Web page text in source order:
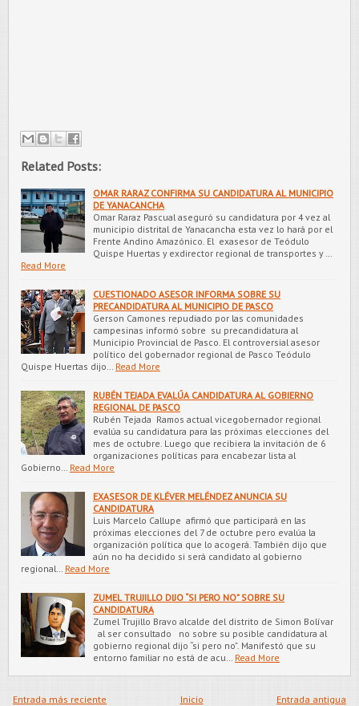
Related Posts:
OMAR RARAZ CONFIRMA SU CANDIDATURA AL MUNICIPIO
DE YANACANCHA
Omar Raraz Pascual aseguró su candidatura por 4 vez al
municipio distrital de Yanacancha esta vez lo hará por el
Frente Andino Amazónico. El exasesor de Teódulo
Quispe Huertas y exdirector regional de transportes y …
Read More
CUESTIONADO ASESOR INFORMA SOBRE SU
PRECANDIDATURA AL MUNICIPIO DE PASCO
Gerson Camones repudiado por las comunidades
campesinas informó sobre su precandidatura al
Municipio Provincial de Pasco. El controversial asesor
político del gobernador regional de Pasco Teódulo
Quispe Huertas dijo…
Read More
RUBÉN TEJADA EVALÚA CANDIDATURA AL GOBIERNO
REGIONAL DE PASCO
Rubén Tejada Ramos actual vicegobernador regional
evalúa su candidatura para las próximas elecciones del
mes de octubre. Luego que recibiera la invitación de 6
organizaciones políticas para encabezar lista al
Gobierno…
Read More
EXASESOR DE KLÉVER MELÉNDEZ ANUNCIA SU
CANDIDATURA
Luis Marcelo Callupe afirmó que participará en las
próximas elecciones del 7 de octubre pero evalúa la
organización política que lo acogerá. También dijo que
aún no ha decidido si será candidato al gobierno
regional…
Read More
ZUMEL TRUJILLO DIJO “SI PERO NO” SOBRE SU
CANDIDATURA
Zumel Trujillo Bravo alcalde del distrito de Simon Bolívar
al ser consultado no sobre su posible candidatura al
gobierno regional dijo “si pero no”. Manifestó que su
entorno familiar no está de acu…
Read More
Entrada más reciente Entrada antigua
Inicio